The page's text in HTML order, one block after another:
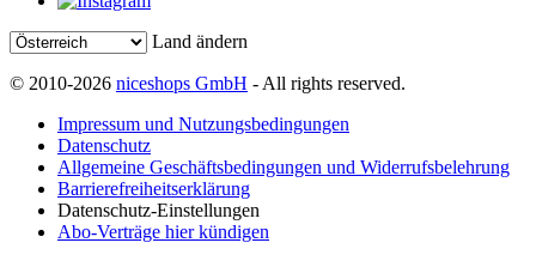
Land ändern
© 2010-2026 niceshops GmbH - All rights reserved.
Impressum und Nutzungsbedingungen
Datenschutz
Allgemeine Geschäftsbedingungen und Widerrufsbelehrung
Barrierefreiheitserklärung
Datenschutz-Einstellungen
Abo-Verträge hier kündigen